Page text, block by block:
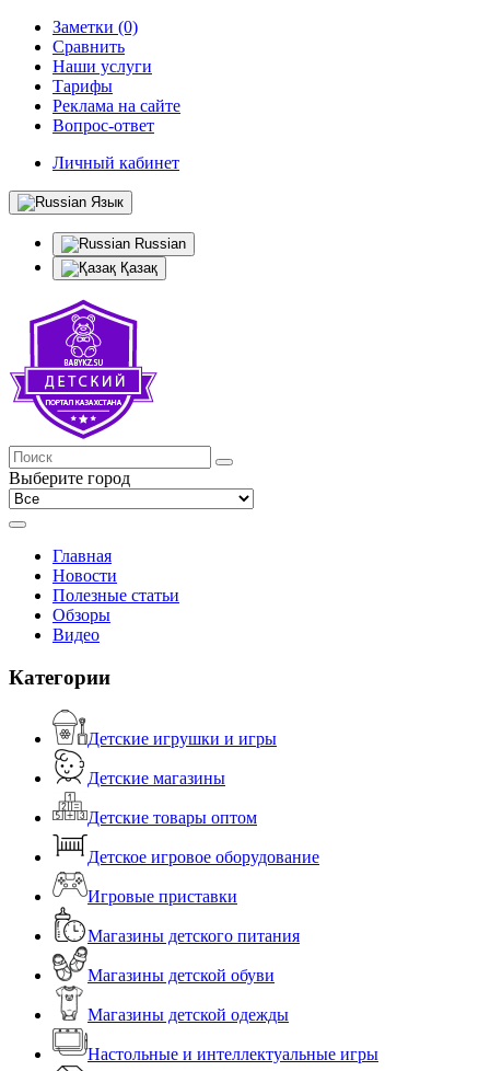
Заметки (0)
Сравнить
Наши услуги
Тарифы
Реклама на сайте
Вопрос-ответ
Личный кабинет
Язык
Russian
Қазақ
Выберите город
Главная
Новости
Полезные статьи
Обзоры
Видео
Категории
Детские игрушки и игры
Детские магазины
Детские товары оптом
Детское игровое оборудование
Игровые приставки
Магазины детского питания
Магазины детской обуви
Магазины детской одежды
Настольные и интеллектуальные игры